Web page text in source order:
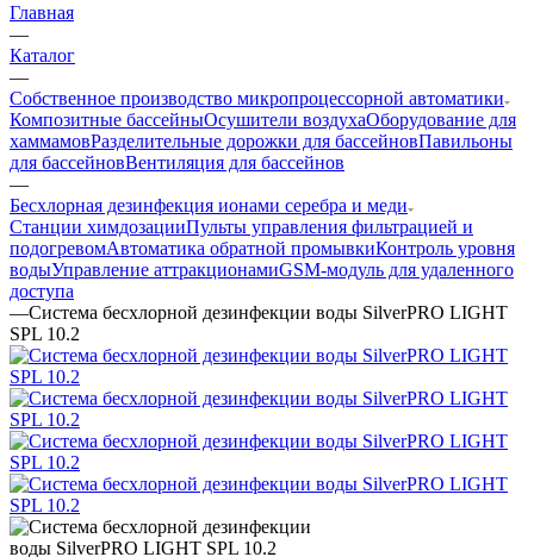
Главная
—
Каталог
—
Собственное производство микропроцессорной автоматики
Композитные бассейныОсушители воздухаОборудование для
хаммамовРазделительные дорожки для бассейновПавильоны
для бассейновВентиляция для бассейнов
—
Беcхлорная дезинфекция ионами серебра и меди
Станции химдозацииПульты управления фильтрацией и
подогревомАвтоматика обратной промывкиКонтроль уровня
водыУправление аттракционамиGSM-модуль для удаленного
доступа
—Система бесхлорной дезинфекции воды SilverPRO LIGHT
SPL 10.2